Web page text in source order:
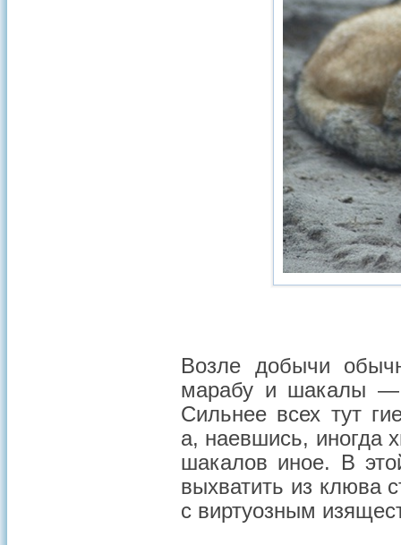
Возле добычи
марабу и шакалы —
Сильнее всех тут
а, наевшись, иногда
шакалов иное. В
выхватить из клюва
с виртуозным